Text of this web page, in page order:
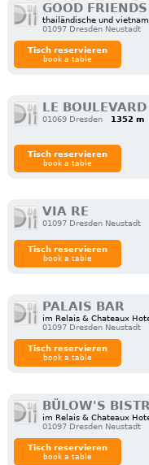
GOOD FRIENDS
thailändische und
01097 Dresden Neustadt
Tisch reservieren
book a table
LE
01069 Dresden
1352 m
Tisch reservieren
book a table
VIA RE
01097 Dresden Neustadt
Tisch reservieren
book a table
PALAIS BAR
im Relais & Chateaux
01097 Dresden Neustadt
Tisch reservieren
book a table
BÜLOW'S
im Relais & Chateaux
01097 Dresden Neustadt
Tisch reservieren
book a table